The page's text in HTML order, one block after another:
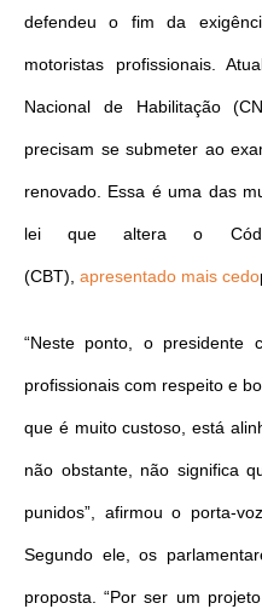
defendeu o fim da
motoristas profissionais.
Nacional de Habilitação
precisam se submeter ao
renovado. Essa é uma das
lei que altera o
(CBT), apresentado mais cedo
“Neste ponto, o presidente
profissionais com respeito e
que é muito custoso, está
não obstante, não significa
punidos”, afirmou o porta-
Segundo ele, os
proposta. “Por ser um